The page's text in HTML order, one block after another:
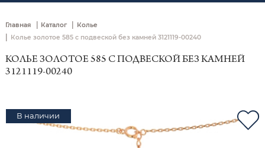
Главная | Каталог | Колье
| Колье золотое 585 с подвеской без камней 3121119-00240
КОЛЬЕ ЗОЛОТОЕ 585 С ПОДВЕСКОЙ БЕЗ КАМНЕЙ
3121119-00240
В наличии